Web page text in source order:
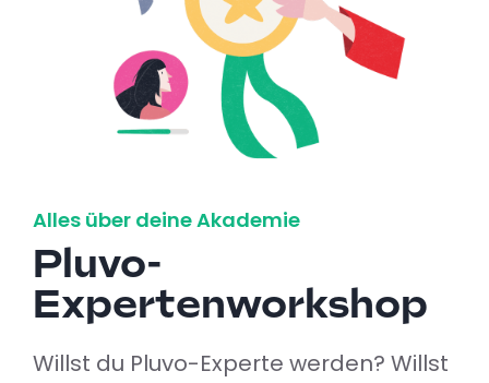
Alles über deine Akademie
Pluvo-
Expertenworkshop
Willst du Pluvo-Experte werden? Willst